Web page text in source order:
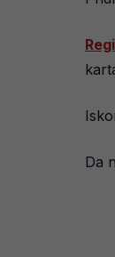
Da